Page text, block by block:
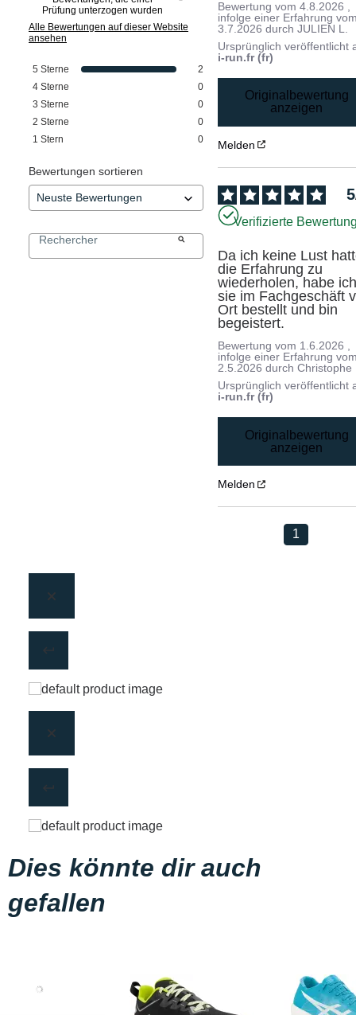
Prüfung unterzogen wurden
Alle Bewertungen auf dieser Website
ansehen
5 Sterne
2
4 Sterne
0
3 Sterne
0
2 Sterne
0
1 Stern 0
Bewertungen sortieren
Bewertung vom4.8.2026
infolge einer Erfahrung
3.7.2026 durchJULIEN L.
Ursprünglich veröffentlicht
i-run.fr (fr)
Originalbewertung
anzeigen
Melden
5
Verifizierte
Da ich keine Lust
die Erfahrung zu
wiederholen, habe
sie im Fachgeschäft
Ort bestellt und bin
begeistert.
Bewertung vom 1.6.2026
infolge einer Erfahrung
2.5.2026 durchChristophe
Ursprünglich veröffentlicht
i-run.fr (fr)
Originalbewertung
anzeigen
Melden
1
Dies könnte dir auch
gefallen